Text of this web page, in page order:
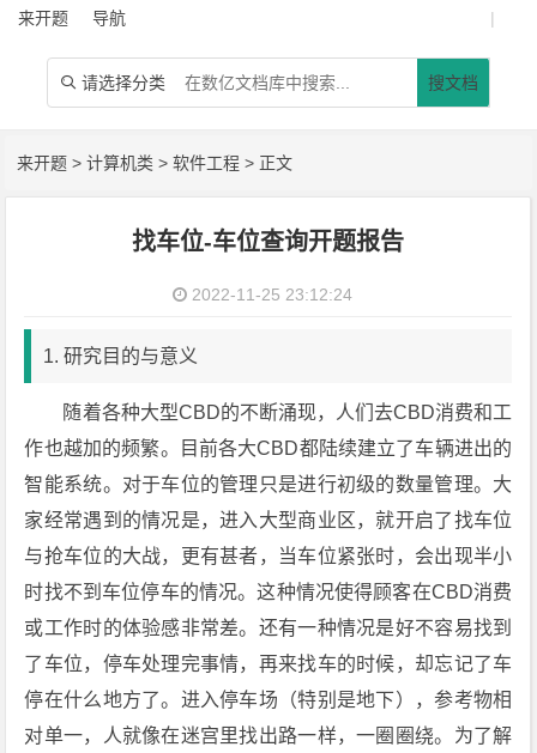
来开题 导航 |
 请选择分类 搜文档
来开题 >计算机类 >软件工程 > 正文
找车位-车位查询开题报告
2022-11-25 23:12:24
1. 研究目的与意义
随着各种大型CBD的不断涌现，人们去CBD消费和工
作也越加的频繁。目前各大CBD都陆续建立了车辆进出的
智能系统。对于车位的管理只是进行初级的数量管理。大
家经常遇到的情况是，进入大型商业区，就开启了找车位
与抢车位的大战，更有甚者，当车位紧张时，会出现半小
时找不到车位停车的情况。这种情况使得顾客在CBD消费
或工作时的体验感非常差。还有一种情况是好不容易找到
了车位，停车处理完事情，再来找车的时候，却忘记了车
停在什么地方了。进入停车场（特别是地下），参考物相
对单一，人就像在迷宫里找出路一样，一圈圈绕。为了解